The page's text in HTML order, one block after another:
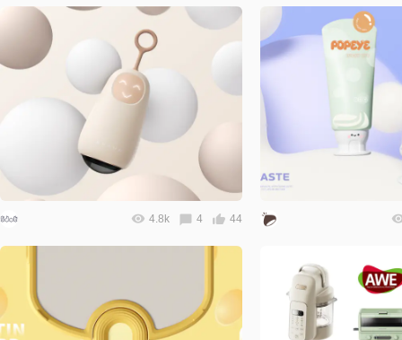
4.8k 4 44